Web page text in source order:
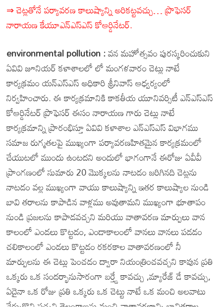
⇒ చెట్లతోనే పర్యావరణ కాలుష్యాన్ని అరికట్టవచ్చు… ప్రొఫెసర్
నారాయణ కేయూఎన్ఎస్ఎస్ కోఆర్డినేటర్.
environmental pollution :వన మహోత్సవం పురస్కరించుకుని
ఏవివి జూనియర్ కళాశాలలో లో మంగళవారం చెట్లు నాటే
కార్యక్రమం యన్ఎస్ఎస్ అధికారి శ్రీనివాస్ ఆధ్వర్యంలో
నిర్వహించారు. ఈ కార్యక్రమానికి కాకతీయ యూనివర్సిటీ ఎన్ఎస్ఎస్
కోఆర్డినేటర్ ప్రొఫెసర్ ఈసం నారాయణ గారు చెట్లు నాటే
కార్యక్రమాన్ని ప్రారంభిస్తూ ఏవివి కళాశాల ఎన్ఎస్ఎస్ విభాగము
సమాజ రుగ్మతలపై ముఖ్యంగా పర్యావరణహితమైన కార్యక్రమంలో
చేయుటలో ముందు ఉంటదని అందులో భాగంగానే ఈరోజు ఏవీవీ
ప్రాంగణంలో సుమారు 20 మొక్కలను నాటడం జరిగినది చెట్లను
నాటడం వల్ల ముఖ్యంగా వాయు కాలుష్యాన్ని ఇతర కాలుష్యాల నుండి
బావి తరాలను కాపాడిన వాళ్లము అవుతామని ముఖ్యంగా భూతాపం
నుండి ప్రజలను కాపాడవచ్చని మరియు వాతావరణ మార్పులు వాన
కాలంలో ఎండలు కొట్టడం, ఎండాకాలంలో వానలు వానలు పడడం
చలికాలంలో ఎండలు కొట్టడం రకరకాల వాతావరణంలో నీ
మార్పులను ఈ చెట్లు పెంచడం ద్వారా నియంత్రించవచ్చని కావున ప్రతి
ఒక్కరు ఒక సందర్భానుసారంగా బర్త్డే కావచ్చు ,మ్యారేజ్ డే కావచ్చు,
ఏదైనా ఒక రోజు ప్రతి ఒక్కరు ఒక చెట్టు నాటే ఒక మంచి అలవాటు